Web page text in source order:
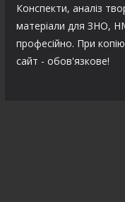
Конспекти, аналіз
матеріали для ЗНО,
професійно. При
сайт - обов'язкове!